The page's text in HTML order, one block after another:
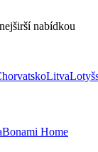
nabídkou
Litva
Bonami Home